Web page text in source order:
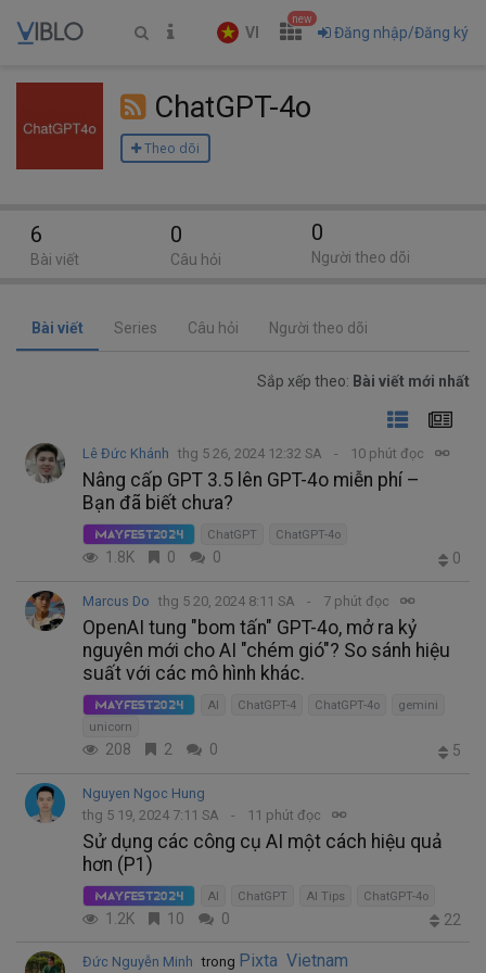
VI
new
Đăng nhập/Đăng ký
ChatGPT-4o
Theo dõi
Bài viết Series Câu hỏi Người theo dõi
Sắp xếp theo: Bài viết mới nhất
Lê Đức Khánh thg 5 26, 2024 12:32 SA 10 phút đọc
Nâng cấp GPT 3.5 lên GPT-4o miễn phí –
Bạn đã biết chưa?
MayFest2024 ChatGPT ChatGPT-4o
1.8K 0 0 0
Marcus Do thg 5 20, 2024 8:11 SA 7 phút đọc
OpenAI tung "bom tấn" GPT-4o, mở ra kỷ
nguyên mới cho AI "chém gió"? So sánh hiệu
suất với các mô hình khác.
MayFest2024 AI ChatGPT-4 ChatGPT-4o
gemini
unicorn
208 2 0 5
Nguyen Ngoc Hung
thg 5 19, 2024 7:11 SA
11 phút đọc
Sử dụng các công cụ AI một cách hiệu quả
hơn (P1)
MayFest2024 AI ChatGPT AI Tips ChatGPT-4o
1.2K 10 0 22
Đức Nguyễn Minh trong Pixta Vietnam
6
Bài viết
0
Câu hỏi
0
Người theo dõi